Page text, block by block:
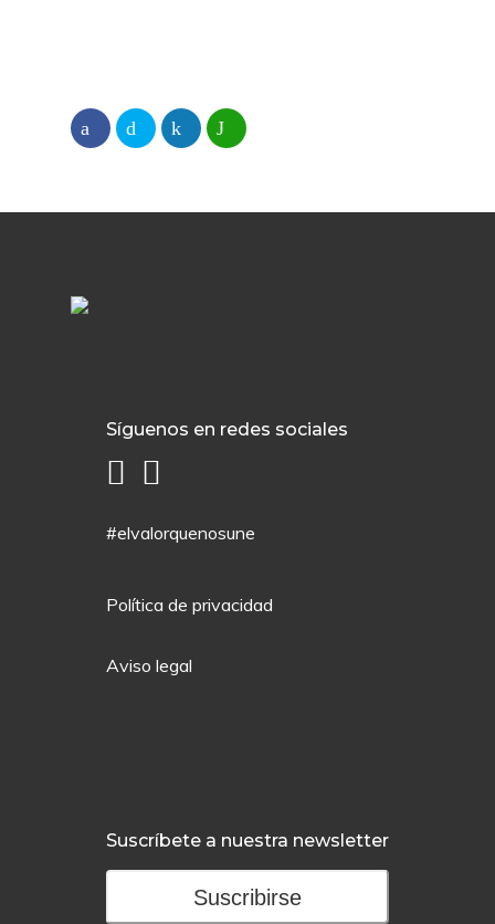
Síguenos en redes sociales
#elvalorquenosune
Política de privacidad
Aviso legal
Suscríbete a nuestra newsletter
Suscribirse